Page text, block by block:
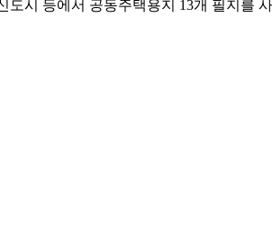
시 등에서 공동주택용지 13개 필지를